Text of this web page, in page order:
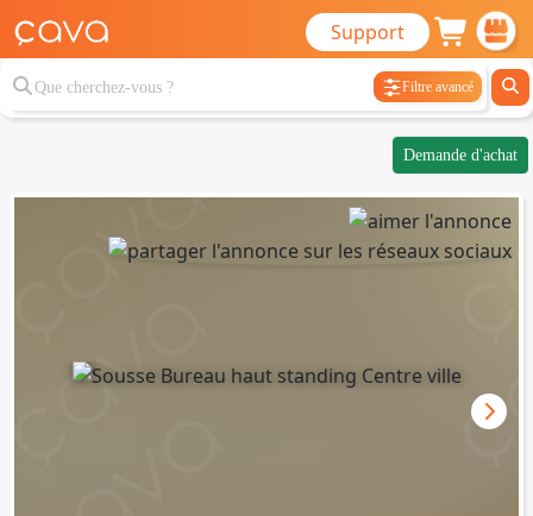
Support
Filtre avancé
Demande d'achat